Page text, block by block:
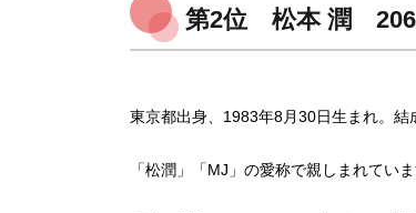
第2位 松本 潤
東京都出身、1983年8月30日生まれ。結
「松潤」「MJ」の愛称で親しまれていま